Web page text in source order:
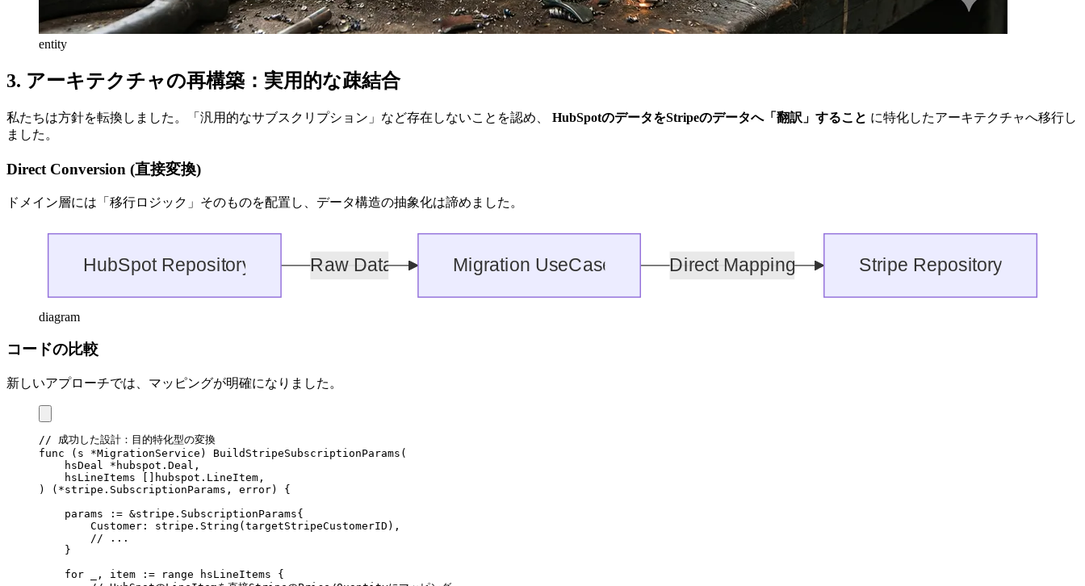
entity
3. アーキテクチャの再構築：実用的な疎結合
私たちは方針を転換しました。「汎用的なサブスクリプション」など存在しないことを認め、 HubSpotのデータをStripeのデータへ「翻訳」すること に特化したアーキテクチャへ移行し
ました。
Direct Conversion (直接変換)
ドメイン層には「移行ロジック」そのものを配置し、データ構造の抽象化は諦めました。
diagram
コードの比較
新しいアプローチでは、マッピングが明確になりました。
// 成功した設計：目的特化型の変換
func ( s *MigrationService ) BuildStripeSubscriptionParams (
    hsDeal
* hubspot . Deal ,
    hsLineItems
hubspot . LineItem ,
) ( *stripe . SubscriptionParams , error) {
    params
:= &stripe . SubscriptionParams{
        Customer
: stripe . String ( targetStripeCustomerID ),
        // ...
    }
    for
, item := range hsLineItems {